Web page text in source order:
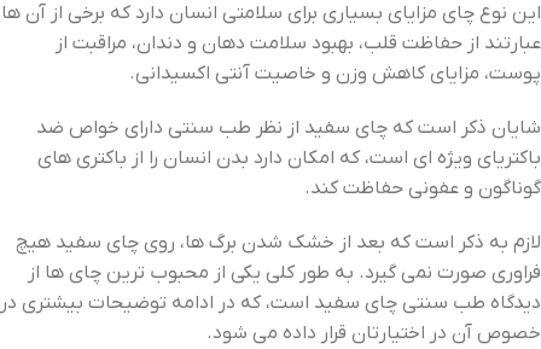
این نوع چای مزایای بسیاری برای سلامتی انسان دارد که برخی از آن ها
عبارتند از حفاظت قلب، بهبود سلامت دهان و دندان، مراقبت از
پوست، مزایای کاهش وزن و خاصیت آنتی اکسیدانی.
شایان ذکر است که چای سفید از نظر طب سنتی دارای خواص ضد
باکتریای ویژه‌ ای است، که امکان دارد بدن انسان را از باکتری‌ های
گوناگون و عفونی حفاظت کند.
لازم به ذکر است که بعد از خشک شدن برگ ها، روی چای سفید هیچ
فراوری صورت نمی گیرد. به طور کلی یکی از محبوب ترین چای‌ ها از
دیدگاه طب سنتی چای سفید است، که در ادامه توضیحات بیشتری در
خصوص آن در اختیارتان قرار داده می ‌شود.